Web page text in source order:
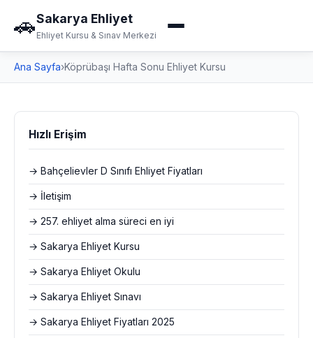
🚗Sakarya Ehliyet
Ehliyet Kursu & Sınav Merkezi
Ana Sayfa›Köprübaşı Hafta Sonu Ehliyet Kursu
Hızlı Erişim
→ Bahçelievler D Sınıfı Ehliyet Fiyatları
→ İletişim
→ 257. ehliyet alma süreci en iyi
→ Sakarya Ehliyet Kursu
→ Sakarya Ehliyet Okulu
→ Sakarya Ehliyet Sınavı
→ Sakarya Ehliyet Fiyatları 2025